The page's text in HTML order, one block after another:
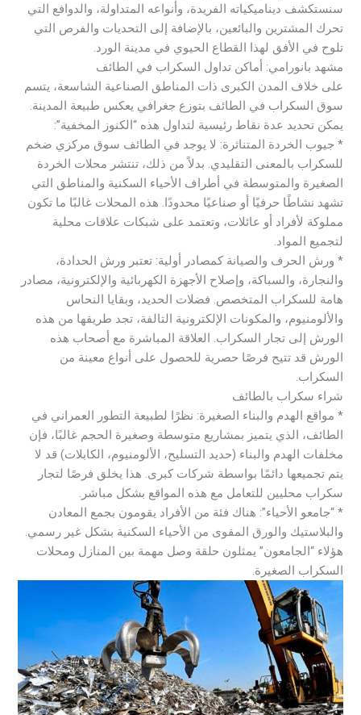
سنستكشف ديناميكياته الفريدة، وأنواعه المتداولة، والدوافع التي
تحرك المشترين والبائعين، بالإضافة إلى التحديات والفرص التي
تلوح في الأفق لهذا القطاع الحيوي في مدينة الورد.
مشهد بانورامي: أماكن تداول السكراب في الطائف
على خلاف المدن الكبرى ذات المناطق الصناعية الشاسعة، يتسم
سوق السكراب في الطائف بتوزع جغرافي يعكس طبيعة المدينة.
يمكن تحديد عدة نقاط رئيسية لتداول هذه “الكنوز المخفية”:
* جيوب الخردة المتناثرة: لا يوجد في الطائف سوق مركزي ضخم
للسكراب بالمعنى التقليدي. بدلاً من ذلك، تنتشر محلات الخردة
الصغيرة والمتوسطة في أطراف الأحياء السكنية والمناطق التي
تشهد نشاطًا حرفيًا أو صناعيًا محدودًا. هذه المحلات غالبًا ما تكون
مملوكة لأفراد أو عائلات، وتعتمد على شبكات علاقات محلية
لتجميع المواد.
* ورش الحرف والصيانة كمصادر أولية: تعتبر ورش الحدادة،
والنجارة، والسباكة، وإصلاح الأجهزة الكهربائية والإلكترونية، مصادر
هامة للسكراب المتخصص. فضلات الحديد، وبقايا النحاس
والألومنيوم، والمكونات الإلكترونية التالفة، تجد طريقها من هذه
الورش إلى تجار السكراب. العلاقة المباشرة مع أصحاب هذه
الورش قد تتيح فرصًا حصرية للحصول على أنواع معينة من
السكراب.
شراء سكراب بالطائف
* مواقع الهدم والبناء الصغيرة: نظرًا لطبيعة التطور العمراني في
الطائف، الذي يتميز بمشاريع متوسطة وصغيرة الحجم غالبًا، فإن
مخلفات الهدم والبناء (حديد التسليح، الألومنيوم، الكابلات) قد لا
يتم تجميعها دائمًا بواسطة شركات كبرى. هذا يخلق فرصًا لتجار
سكراب محليين للتعامل مع هذه المواقع بشكل مباشر.
* “جامعو الأحياء”: هناك فئة من الأفراد يقومون بجمع المعادن
والبلاستيك والورق المقوى من الأحياء السكنية بشكل غير رسمي.
هؤلاء “الجامعون” يمثلون حلقة وصل مهمة بين المنازل ومحلات
السكراب الصغيرة.